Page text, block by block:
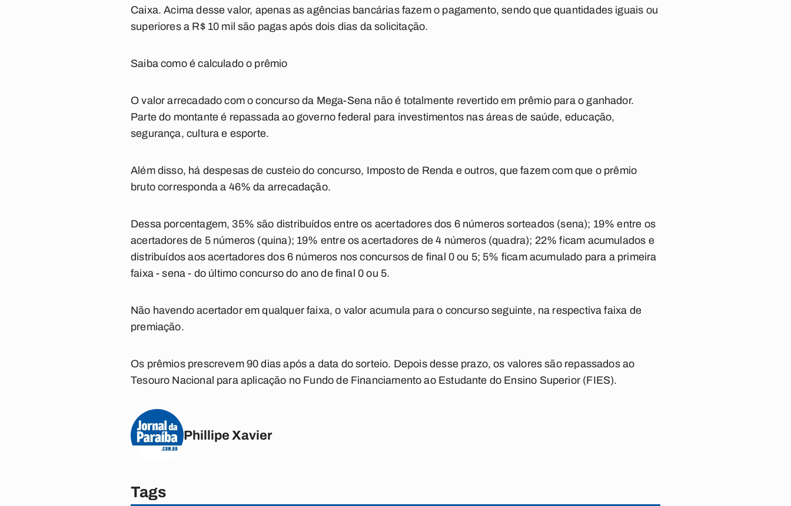
Caixa. Acima desse valor, apenas as agências bancárias fazem o pagamento, sendo que quantidades iguais ou
superiores a R$ 10 mil são pagas após dois dias da solicitação.
Saiba como é calculado o prêmio
O valor arrecadado com o concurso da Mega-Sena não é totalmente revertido em prêmio para o ganhador.
Parte do montante é repassada ao governo federal para investimentos nas áreas de saúde, educação,
segurança, cultura e esporte.
Além disso, há despesas de custeio do concurso, Imposto de Renda e outros, que fazem com que o prêmio
bruto corresponda a 46% da arrecadação.
Dessa porcentagem, 35% são distribuídos entre os acertadores dos 6 números sorteados (sena); 19% entre os
acertadores de 5 números (quina); 19% entre os acertadores de 4 números (quadra); 22% ficam acumulados e
distribuídos aos acertadores dos 6 números nos concursos de final 0 ou 5; 5% ficam acumulado para a primeira
faixa - sena - do último concurso do ano de final 0 ou 5.
Não havendo acertador em qualquer faixa, o valor acumula para o concurso seguinte, na respectiva faixa de
premiação.
Os prêmios prescrevem 90 dias após a data do sorteio. Depois desse prazo, os valores são repassados ao
Tesouro Nacional para aplicação no Fundo de Financiamento ao Estudante do Ensino Superior (FIES).
Phillipe Xavier
Tags